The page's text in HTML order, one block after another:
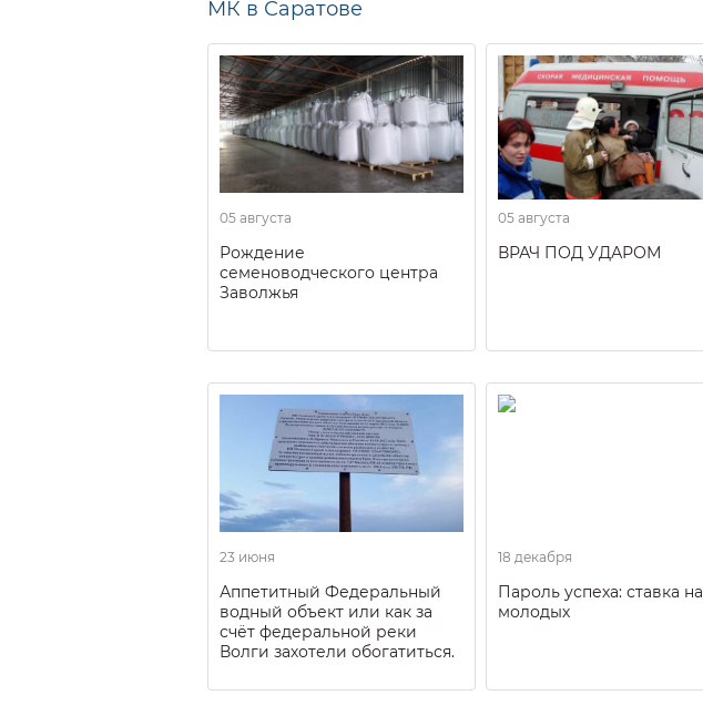
МК в Саратове
05 августа
Рождение
семеноводческого центра
Заволжья
05 августа
ВРАЧ ПОД УДАРОМ
23 июня
Аппетитный Федеральный
водный объект или как за
счёт федеральной реки
Волги захотели обогатиться.
18 декабря
Пароль успеха: ставка на
молодых